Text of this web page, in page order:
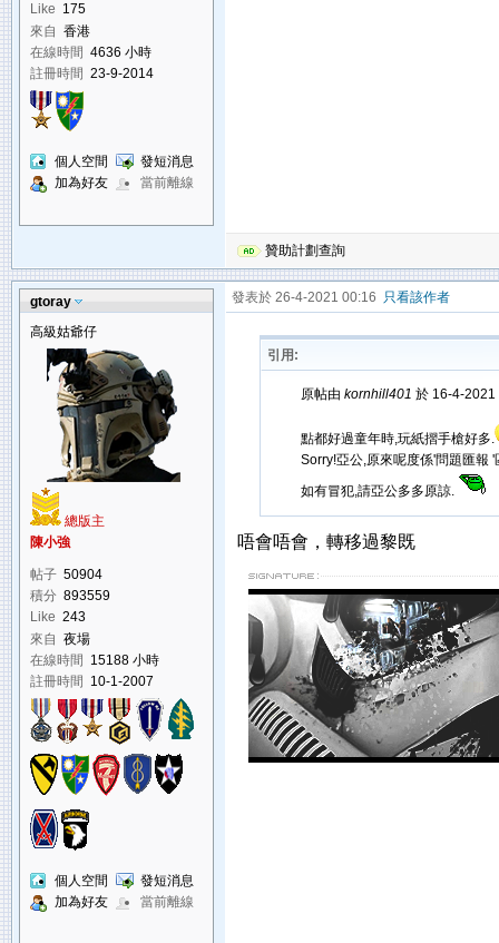
Like 175
來自 香港
在線時間 4636 小時
註冊時間 23-9-2014
個人空間
發短消息
加為好友
當前離線
贊助計劃查詢
gtoray
高級姑爺仔
總版主
陳小強
帖子 50904
積分 893559
Like 243
來自 夜場
在線時間 15188 小時
註冊時間
10-1-2007
個人空間
發短消息
加為好友
當前離線
發表於 26-4-2021 00:16 只看該作者
引用:
原帖由 kornhill401 於 16-4-
點都好過童年時,玩紙摺手槍好多.
Sorry!亞公,原來呢度係'問題匯報 '
如有冒犯,請亞公多多原諒.
唔會唔會，轉移過黎既